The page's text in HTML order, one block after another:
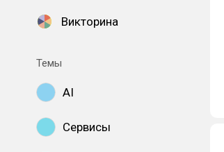
Викторина
Темы
AI
Сервисы